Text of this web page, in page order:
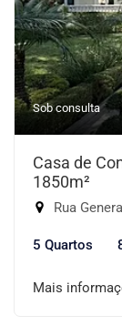
Sob consulta
Casa de
1850m²
Rua General
5 Quartos
Mais